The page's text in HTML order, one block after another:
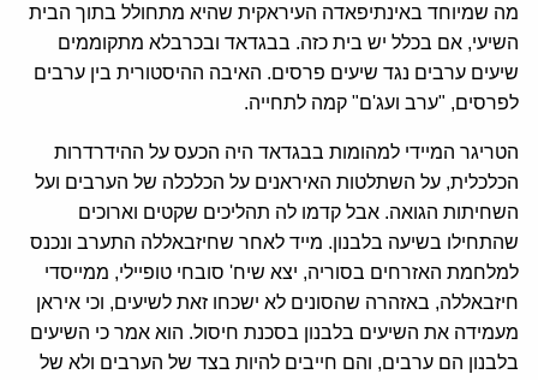
מה שמיוחד באינתיפאדה העיראקית שהיא מתחולל בתוך הבית
השיעי, אם בכלל יש בית כזה. בבגדאד ובכרבלא מתקוממים
שיעים ערבים נגד שיעים פרסים. האיבה ההיסטורית בין ערבים
לפרסים, "ערב ועג'ם" קמה לתחייה.
הטריגר המיידי למהומות בבגדאד היה הכעס על ההידרדרות
הכלכלית, על השתלטות האיראנים על הכלכלה של הערבים ועל
השחיתות הגואה. אבל קדמו לה תהליכים שקטים וארוכים
שהתחילו בשיעה בלבנון. מייד לאחר שחיזבאללה התערב ונכנס
למלחמת האזרחים בסוריה, יצא שיח' סובחי טופיילי, ממייסדי
חיזבאללה, באזהרה שהסונים לא ישכחו זאת לשיעים, וכי איראן
מעמידה את השיעים בלבנון בסכנת חיסול. הוא אמר כי השיעים
בלבנון הם ערבים, והם חייבים להיות בצד של הערבים ולא של